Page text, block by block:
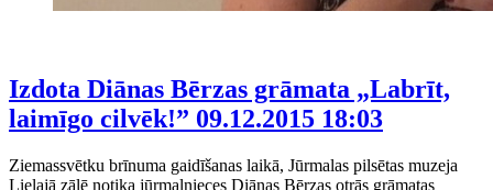
Izdota Diānas Bērzas grāmata „Labrīt,
laimīgo cilvēk!” 09.12.2015 18:03
Ziemassvētku brīnuma gaidīšanas laikā, Jūrmalas pilsētas muzeja
Lielajā zālē notika jūrmalnieces Diānas Bērzas otrās grāmatas